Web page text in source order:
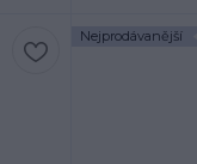
Nejprodávanější